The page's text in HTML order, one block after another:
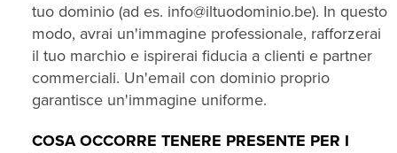
tuo dominio (ad es. info@iltuodominio.be). In questo
modo, avrai un'immagine professionale, rafforzerai
il tuo marchio e ispirerai fiducia a clienti e partner
commerciali. Un'email con dominio proprio
garantisce un'immagine uniforme.
COSA OCCORRE TENERE PRESENTE PER I